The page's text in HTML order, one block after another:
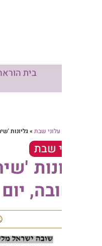
עלוני
גליונות 'שיח שפתינו' –
'שיח
יום
שלמה